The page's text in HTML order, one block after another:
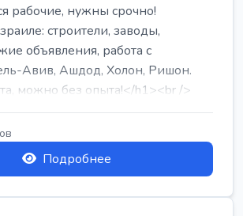
рабочие, нужны срочно!
строители, заводы,
объявления, работа с
Авив, Ашдод, Холон, Ришон.
можно без опыта!</h1><br />
Подробнее